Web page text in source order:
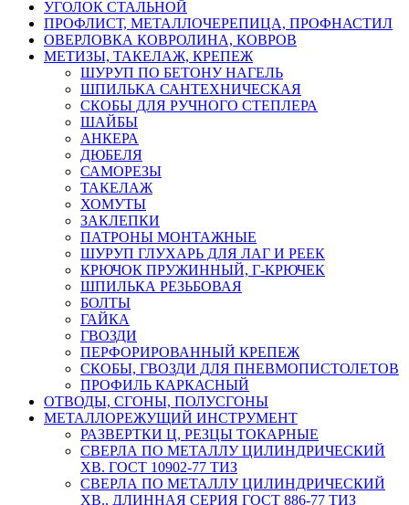
УГОЛОК СТАЛЬНОЙ
ПРОФЛИСТ, МЕТАЛЛОЧЕРЕПИЦА, ПРОФНАСТИЛ
ОВЕРЛОВКА КОВРОЛИНА, КОВРОВ
МЕТИЗЫ, ТАКЕЛАЖ, КРЕПЕЖ
ШУРУП ПО БЕТОНУ НАГЕЛЬ
ШПИЛЬКА САНТЕХНИЧЕСКАЯ
СКОБЫ ДЛЯ РУЧНОГО СТЕПЛЕРА
ШАЙБЫ
АНКЕРА
ДЮБЕЛЯ
САМОРЕЗЫ
ТАКЕЛАЖ
ХОМУТЫ
ЗАКЛЕПКИ
ПАТРОНЫ МОНТАЖНЫЕ
ШУРУП ГЛУХАРЬ ДЛЯ ЛАГ И РЕЕК
КРЮЧОК ПРУЖИННЫЙ, Г-КРЮЧЕК
ШПИЛЬКА РЕЗЬБОВАЯ
БОЛТЫ
ГАЙКА
ГВОЗДИ
ПЕРФОРИРОВАННЫЙ КРЕПЕЖ
СКОБЫ, ГВОЗДИ ДЛЯ ПНЕВМОПИСТОЛЕТОВ
ПРОФИЛЬ КАРКАСНЫЙ
ОТВОДЫ, СГОНЫ, ПОЛУСГОНЫ
МЕТАЛЛОРЕЖУЩИЙ ИНСТРУМЕНТ
РАЗВЕРТКИ Ц, РЕЗЦЫ ТОКАРНЫЕ
СВЕРЛА ПО МЕТАЛЛУ ЦИЛИНДРИЧЕСКИЙ
ХВ. ГОСТ 10902-77 ТИЗ
СВЕРЛА ПО МЕТАЛЛУ ЦИЛИНДРИЧЕСКИЙ
ХВ., ДЛИННАЯ СЕРИЯ ГОСТ 886-77 ТИЗ